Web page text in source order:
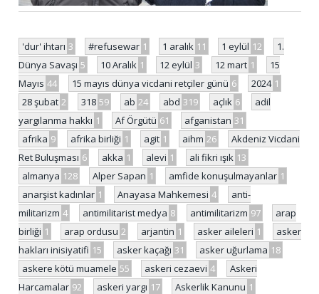
'dur' ihtarı 3 #refusewar 1 1 aralık 11 1 eylül 12
1.
Dünya Savaşı 5 10 Aralık 1 12 eylül 3 12 mart 1
15
Mayıs 44 15 mayıs dünya vicdani retçiler günü 6 2024 1
28 şubat 2 318 59 ab 24 abd 319 açlık 6
adil
yargılanma hakkı 1 Af Örgütü 61 afganistan 31
afrika 9 afrika birliği 1 agit 1 aihm 26
Akdeniz Vicdani
Ret Buluşması 6 akka 1 alevi 1 ali fikri ışık 13
almanya 128 Alper Sapan 1 amfide konuşulmayanlar 1
anarşist kadınlar 1 Anayasa Mahkemesi 4
anti-
militarizm 4 antimilitarist medya 8 antimilitarizm 97
arap
birliği 1 arap ordusu 2 arjantin 1 asker aileleri 1
asker
hakları inisiyatifi 15 asker kaçağı 31 asker uğurlama 18
askere kötü muamele 55 askeri cezaevi 4
Askeri
Harcamalar 92 askeri yargı 17 Askerlik Kanunu 1